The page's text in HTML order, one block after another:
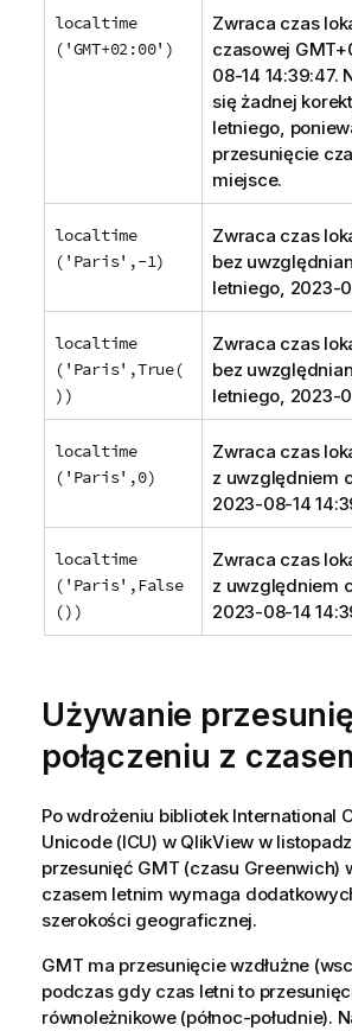
localtime
('GMT+02:00')
Zwraca czas
czasowej
08-14 14:39:47.
się żadnej
letniego,
przesunięcie
miejsce.
localtime
('Paris',-1)
Zwraca czas
bez
letniego, 2023-
localtime
('Paris',True(
))
Zwraca czas
bez
letniego, 2023-
localtime
('Paris',0)
Zwraca czas
z uwzględniem
2023-08-14
localtime
('Paris',False
())
Zwraca czas
z uwzględniem
2023-08-14
Używanie
połączeniu z
Po wdrożeniu bibliotek International
Unicode (ICU) w QlikView w
przesunięć GMT (czasu Greenwich)
czasem letnim wymaga
szerokości geograficznej.
GMT ma przesunięcie wzdłużne
podczas gdy czas letni to
równoleżnikowe (północ-południe).